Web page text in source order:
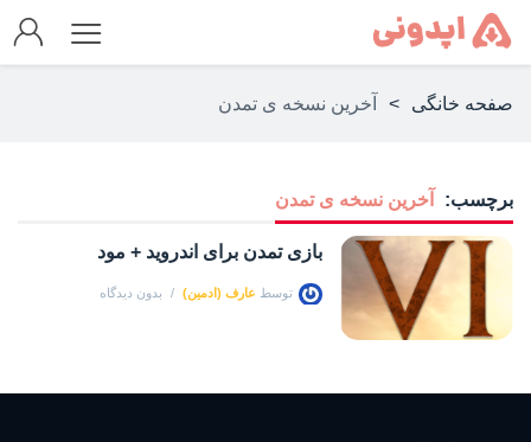
صفحه خانگی > آخرین نسخه ی تمدن
برچسب: آخرین نسخه ی تمدن
بازی تمدن برای اندروید + مود
توسط عارف (ادمین) بدون دیدگاه